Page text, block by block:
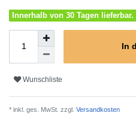
Innerhalb von 30 Tagen lieferbar.
In
Wunschliste
* inkl. ges. MwSt. zzgl. Versandkosten